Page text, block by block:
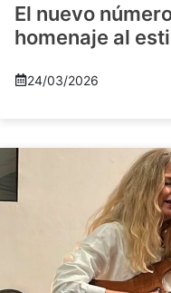
El nuevo
homenaje al
24/03/2026